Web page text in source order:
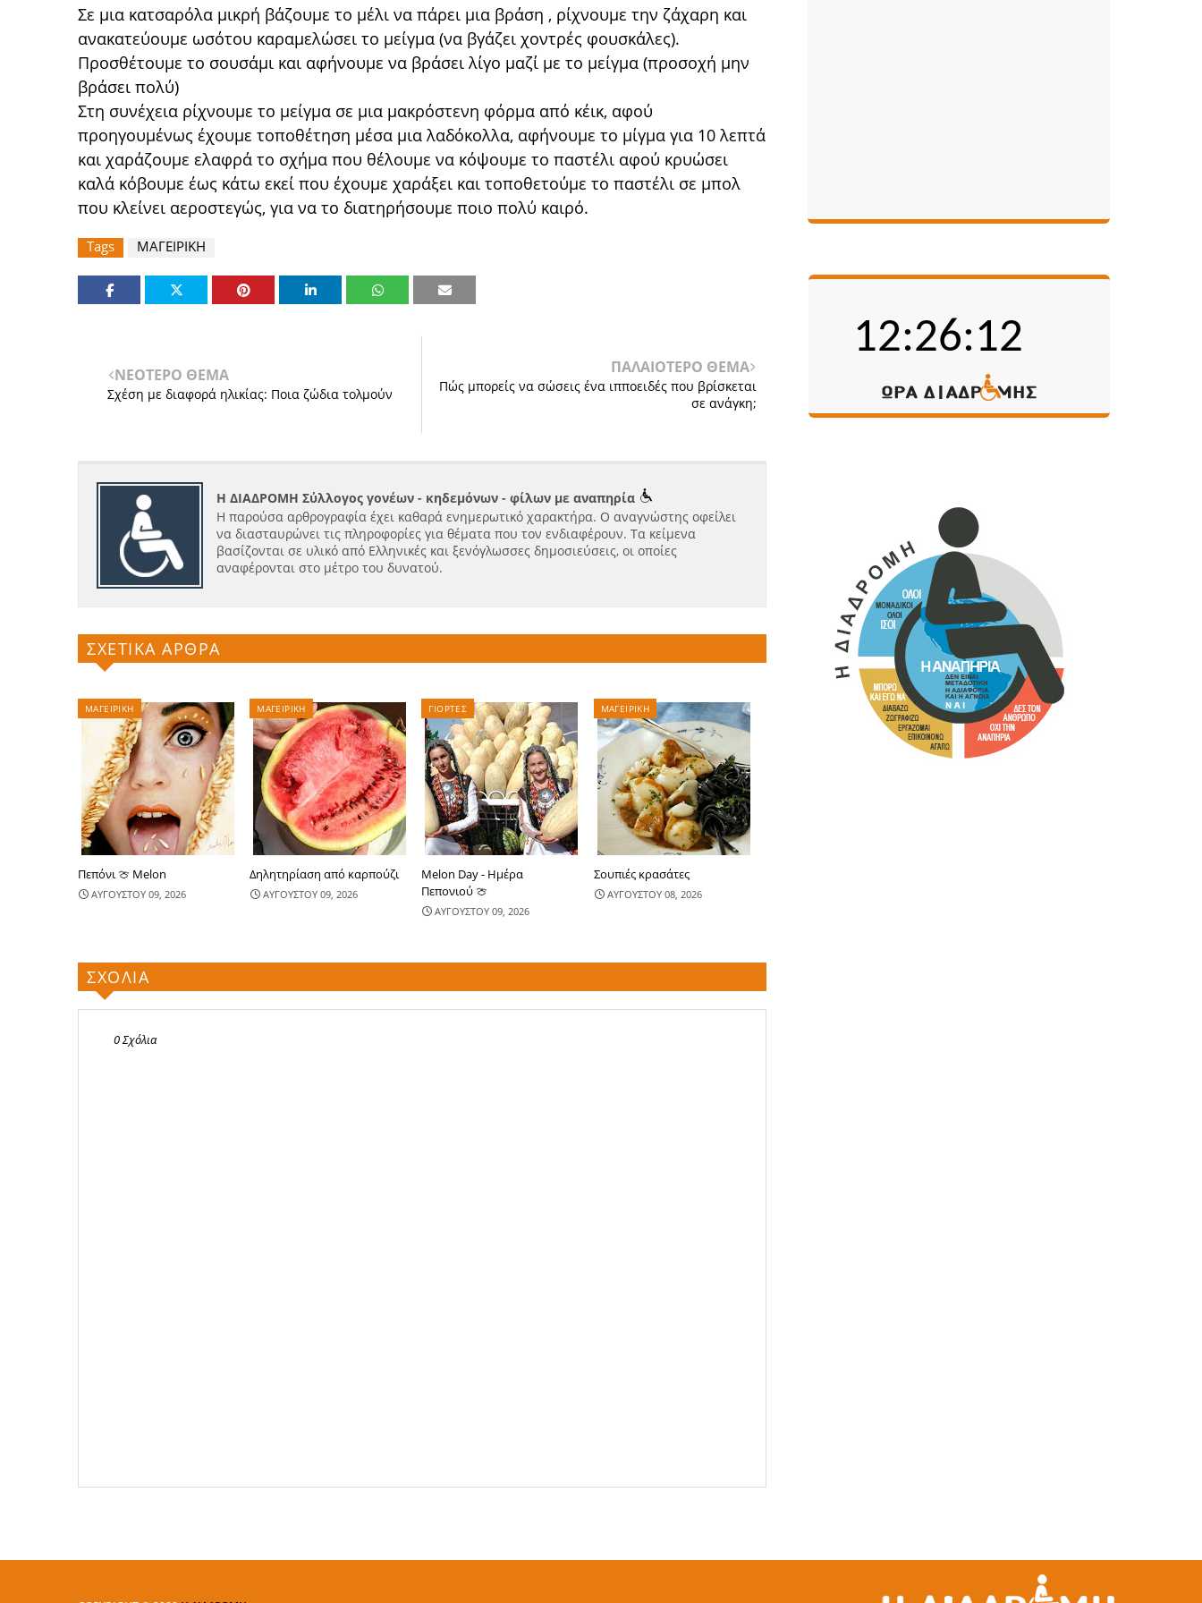
Σε μια κατσαρόλα μικρή βάζουμε το μέλι να πάρει μια βράση , ρίχνουμε την ζάχαρη και
ανακατεύουμε ωσότου καραμελώσει το μείγμα (να βγάζει χοντρές φουσκάλες).
Προσθέτουμε το σουσάμι και αφήνουμε να βράσει λίγο μαζί με το μείγμα (προσοχή μην
βράσει πολύ)
Στη συνέχεια ρίχνουμε το μείγμα σε μια μακρόστενη φόρμα από κέικ, αφού
προηγουμένως έχουμε τοποθέτηση μέσα μια λαδόκολλα, αφήνουμε το μίγμα για 10 λεπτά
και χαράζουμε ελαφρά το σχήμα που θέλουμε να κόψουμε το παστέλι αφού κρυώσει
καλά κόβουμε έως κάτω εκεί που έχουμε χαράξει και τοποθετούμε το παστέλι σε μπολ
που κλείνει αεροστεγώς, για να το διατηρήσουμε ποιο πολύ καιρό.
Tags ΜΑΓΕΙΡΙΚΗ
ΝΕΟΤΕΡΟ ΘΕΜΑ
Σχέση με διαφορά ηλικίας: Ποια ζώδια τολμούν
ΠΑΛΑΙΟΤΕΡΟ ΘΕΜΑ
Πώς μπορείς να σώσεις ένα ιπποειδές που βρίσκεται
σε ανάγκη;
Η ΔΙΑΔΡΟΜΗ Σύλλογος γονέων - κηδεμόνων - φίλων με αναπηρία
Η παρούσα αρθρογραφία έχει καθαρά ενημερωτικό χαρακτήρα. Ο αναγνώστης οφείλει
να διασταυρώνει τις πληροφορίες για θέματα που τον ενδιαφέρουν. Τα κείμενα
βασίζονται σε υλικό από Ελληνικές και ξενόγλωσσες δημοσιεύσεις, οι οποίες
αναφέρονται στο μέτρο του δυνατού.
ΣΧΕΤΙΚΑ ΑΡΘΡΑ
ΜΑΓΕΙΡΙΚΗ
Πεπόνι 🍈 Melon
ΑΥΓΟΥΣΤΟΥ 09, 2026
ΜΑΓΕΙΡΙΚΗ
Δηλητηρίαση από καρπούζι
ΑΥΓΟΥΣΤΟΥ 09, 2026
ΓΙΟΡΤΕΣ
Melon Day - Ημέρα
Πεπονιού 🍈
ΑΥΓΟΥΣΤΟΥ 09, 2026
ΜΑΓΕΙΡΙΚΗ
Σουπιές κρασάτες
ΑΥΓΟΥΣΤΟΥ 08, 2026
ΣΧΟΛΙΑ
0 Σχόλια